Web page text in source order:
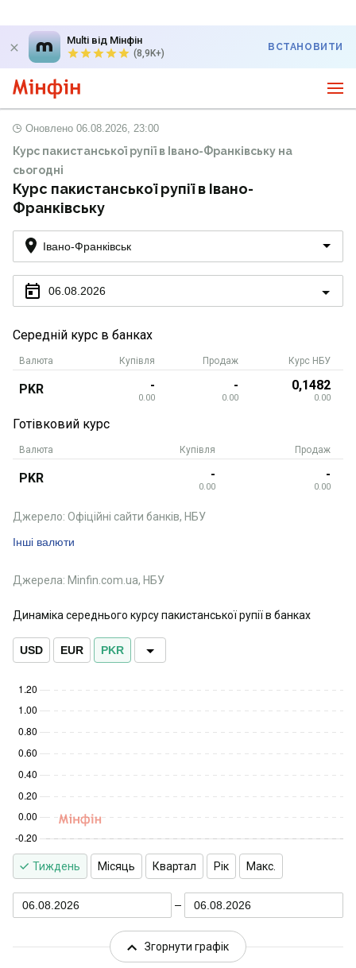
Multi від Мінфін
(8,9K+)
ВСТАНОВИТИ
Оновлено 06.08.2026, 23:00
Курс пакистанської рупії в Івано-Франківську на
сьогодні
Курс пакистанської рупії в Івано-
Франківську
Івано-Франківськ
06.08.2026
Середній курс в банках
Валюта Купівля Продаж Курс НБУ
PKR -
0.00
-
0.00
0,1482
0.00
Готівковий курс
Валюта Купівля Продаж
PKR -
0.00
-
0.00
Інші валюти
Джерело: Офіційні сайти банків, НБУ
Джерела: Minfin.com.ua, НБУ
Динаміка середнього курсу пакистанської рупії в банках
USD EUR PKR
Тиждень Місяць Квартал Рік Макс.
06.08.2026 06.08.2026
Згорнути графік